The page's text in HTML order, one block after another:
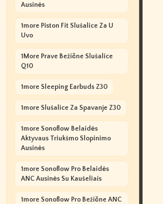
Ausinės
1more Piston Fit Slušalice Za U
Uvo
1More Prave Bežične Slušalice
Q10
1more Sleeping Earbuds Z30
1more Slušalice Za Spavanje Z30
1more Sonoflow Belaidės
Aktyvaus Triukšmo Slopinimo
Ausinės
1more Sonoflow Pro Belaidės
ANC Ausinės Su Kaušeliais
1more Sonoflow Pro Bežične ANC